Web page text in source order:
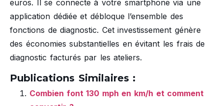
euros. Il se connecte à votre smartphone via une
application dédiée et débloque l’ensemble des
fonctions de diagnostic. Cet investissement génère
des économies substantielles en évitant les frais de
diagnostic facturés par les ateliers.
Publications Similaires :
Combien font 130 mph en km/h et comment